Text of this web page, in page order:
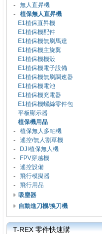
- 無人直昇機
- 植保無人直昇機
E1植保直昇機
E1植保機配件
E1植保機無刷馬達
E1植保機主旋翼
E1植保機機殼
E1植保機電子設備
E1植保機無刷調速器
E1植保機電池
E1植保機充電器
E1植保機螺絲零件包
平板顯示器
植保機用品
- 植保無人多軸機
- 遙控/無人割草機
-
DJI植保無人機
-
FPV穿越機
- 遙控設備
- 飛行模擬器
- 飛行用品
吸塵器
自動進刀機/換刀機
T-REX 零件快速購